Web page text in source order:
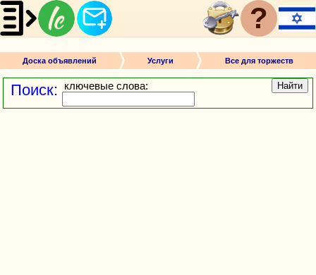
?
Доска объявлений Услуги Все для торжеств
Поиск: ключевые слова: Найти